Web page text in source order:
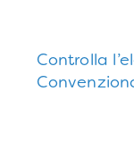
Controlla